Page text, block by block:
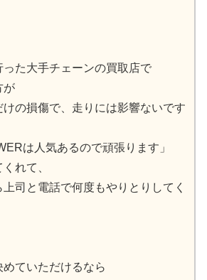
った大手チェーンの買取店で
が
けの損傷で、走りには影響ないです
は人気あるので頑張ります」
れて、
上司と電話で何度もやりとりしてく
めていただけるなら